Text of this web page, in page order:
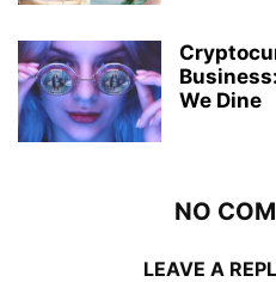
We Dine
NO
LEAVE A